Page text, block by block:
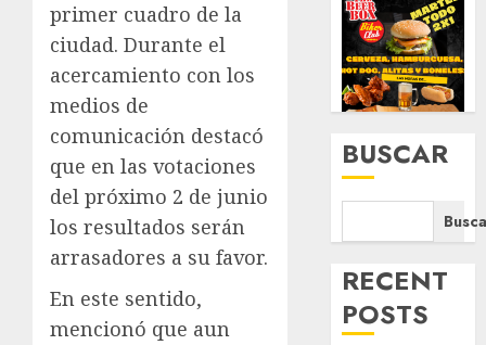
primer cuadro de la
ciudad. Durante el
acercamiento con los
medios de
comunicación destacó
que en las votaciones
del próximo 2 de junio
los resultados serán
arrasadores a su favor.
En este sentido,
mencionó que aun
BUSCAR
RECENT
POSTS